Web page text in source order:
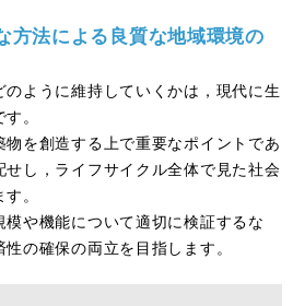
方法による良質な地域環境の
ように維持していくかは，現代に生
。
を創造する上で重要なポイントであ
し，ライフサイクル全体で見た社会
。
や機能について適切に検証するな
の確保の両立を目指します。